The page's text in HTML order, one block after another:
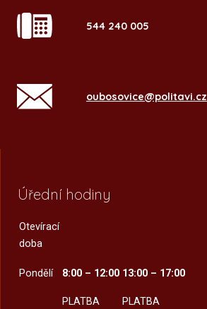
544 240 005
oubosovice@politavi.cz
Úřední hodiny
Otevírací
doba
Pondělí 8:00 – 12:00
PLATBA
13:00 – 17:00
PLATBA